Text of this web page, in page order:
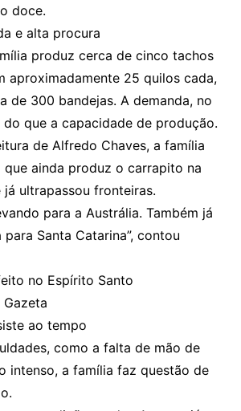
doce.
e alta procura
produz cerca de cinco tachos
aproximadamente 25 quilos cada,
de 300 bandejas. A demanda, no
que a capacidade de produção.
de Alfredo Chaves, a família
que ainda produz o carrapito na
ultrapassou fronteiras.
para a Austrália. Também já
Santa Catarina”, contou
no Espírito Santo
ao tempo
como a falta de mão de
intenso, a família faz questão de